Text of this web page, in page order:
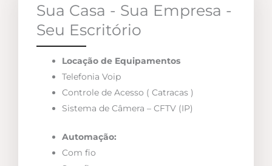
Sua Casa - Sua Empresa -
Seu Escritório
Locação de Equipamentos
Telefonia Voip
Controle de Acesso ( Catracas )
Sistema de Câmera – CFTV (IP)
Automação:
Com fio